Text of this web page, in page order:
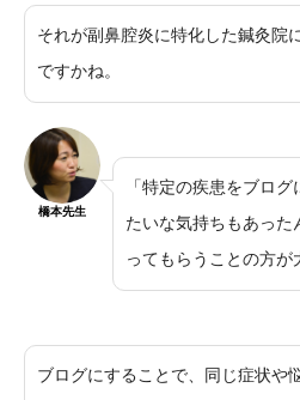
それが副鼻腔炎に特化した鍼灸院
ですかね。
橋本先生
「特定の疾患をブロ
たいな気持ちもあった
ってもらうことの方が
ブログにすることで、同じ症状や